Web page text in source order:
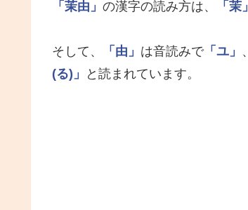
「茉由」 の漢字の読み方は、 「茉」
そして、 「由」 は音読みで「ユ」 、
(る)」
と読まれています。